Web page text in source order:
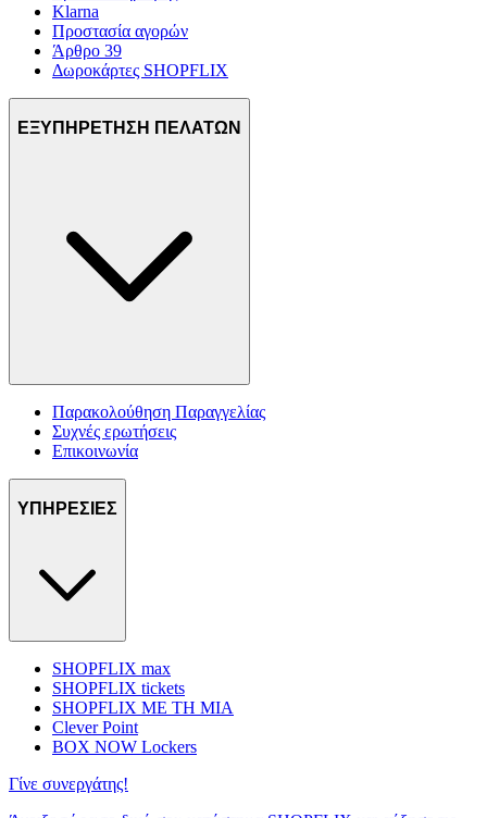
Klarna
Προστασία αγορών
Άρθρο 39
Δωροκάρτες SHOPFLIX
ΕΞΥΠΗΡΕΤΗΣΗ ΠΕΛΑΤΩΝ
Παρακολούθηση Παραγγελίας
Συχνές ερωτήσεις
Επικοινωνία
ΥΠΗΡΕΣΙΕΣ
SHOPFLIX max
SHOPFLIX tickets
SHOPFLIX ΜΕ ΤΗ ΜΙΑ
Clever Point
BOX NOW Lockers
Γίνε συνεργάτης!